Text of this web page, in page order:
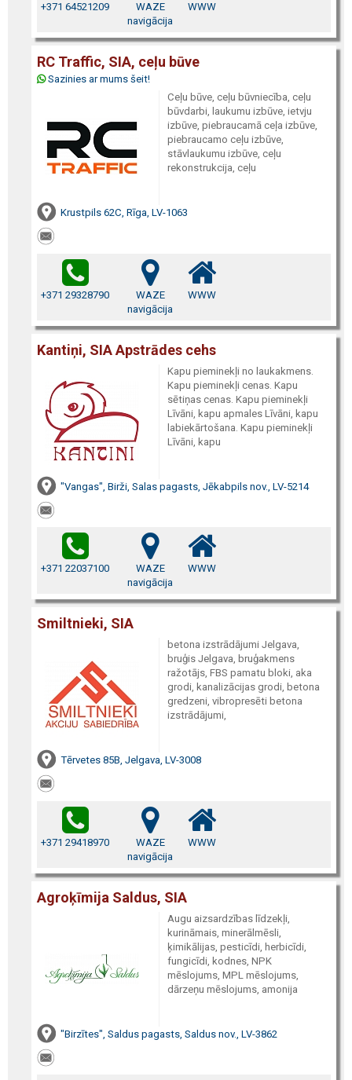
+371 64521209
WAZE
navigācija
WWW
RC Traffic, SIA, ceļu būve
Sazinies ar mums šeit!
Ceļu būve, ceļu būvniecība, ceļu
būvdarbi, laukumu izbūve, ietvju
izbūve, piebraucamā ceļa izbūve,
piebraucamo ceļu izbūve,
stāvlaukumu izbūve, ceļu
rekonstrukcija, ceļu
Krustpils 62C, Rīga, LV-1063
+371 29328790
WAZE
navigācija
WWW
Kantiņi, SIA Apstrādes cehs
Kapu pieminekļi no laukakmens.
Kapu pieminekļi cenas. Kapu
sētiņas cenas. Kapu pieminekļi
Līvāni, kapu apmales Līvāni, kapu
labiekārtošana. Kapu pieminekļi
Līvāni, kapu
"Vangas", Birži, Salas pagasts, Jēkabpils nov., LV-5214
+371 22037100
WAZE
navigācija
WWW
Smiltnieki, SIA
betona izstrādājumi Jelgava,
bruģis Jelgava, bruģakmens
ražotājs, FBS pamatu bloki, aka
grodi, kanalizācijas grodi, betona
gredzeni, vibropresēti betona
izstrādājumi,
Tērvetes 85B, Jelgava, LV-3008
+371 29418970
WAZE
navigācija
WWW
Agroķīmija Saldus, SIA
Augu aizsardzības līdzekļi,
kurināmais, minerālmēsli,
ķimikālijas, pesticīdi, herbicīdi,
fungicīdi, kodnes, NPK
mēslojums, MPL mēslojums,
dārzeņu mēslojums, amonija
"Birzītes", Saldus pagasts, Saldus nov., LV-3862